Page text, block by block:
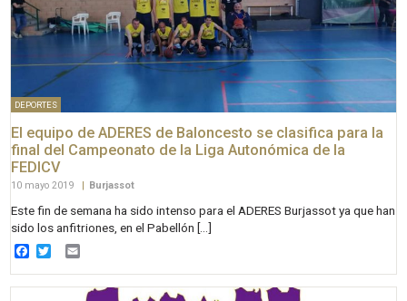
DEPORTES
El equipo de ADERES de Baloncesto se clasifica para la
final del Campeonato de la Liga Autonómica de la
FEDICV
10 mayo 2019 Burjassot
Este fin de semana ha sido intenso para el ADERES Burjassot ya que han
sido los anfitriones, en el Pabellón […]
Facebook
Twitter